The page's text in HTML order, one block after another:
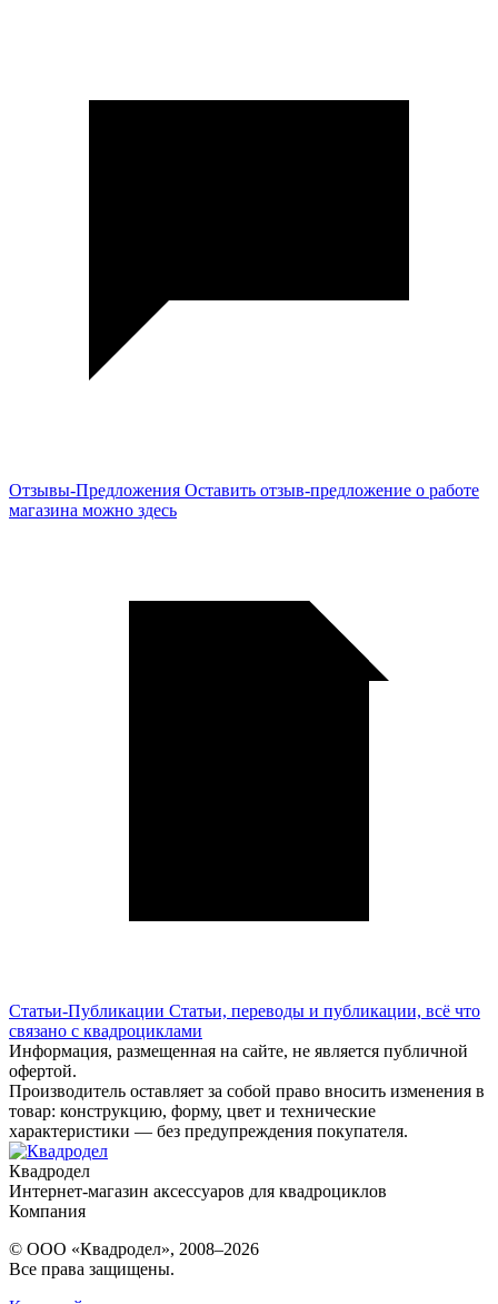
Отзывы-Предложения Оставить отзыв-предложение о работе
магазина можно здесь
Статьи-Публикации Статьи, переводы и публикации, всё что
связано с квадроциклами
Информация, размещенная на сайте, не является публичной
офертой.
Производитель оставляет за собой право вносить изменения в
товар: конструкцию, форму, цвет и технические
характеристики — без предупреждения покупателя.
Квадродел
Интернет-магазин аксессуаров для квадроциклов
Компания
© ООО «Квадродел», 2008–2026
Все права защищены.